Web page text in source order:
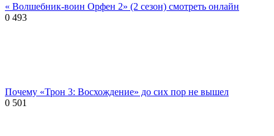
« Волшебник-воин Орфен 2» (2 сезон) смотреть онлайн
0 493
Почему «Трон 3: Восхождение» до сих пор не вышел
0 501